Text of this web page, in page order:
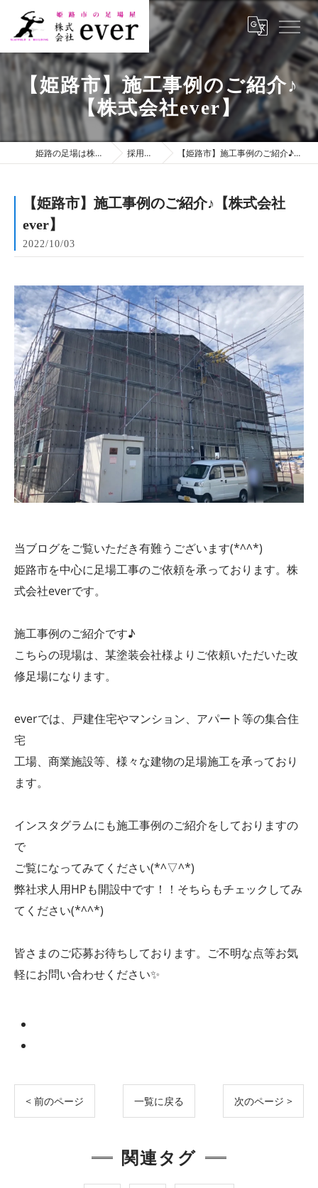
【姫路市】施工事例のご紹介♪
【株式会社ever】
姫路の足場は株式会社ever 採用ブログ 【姫路市】施工事例のご紹介♪【株式会社ever】
【姫路市】施工事例のご紹介♪【株式会社
ever】
2022/10/03
当ブログをご覧いただき有難うございます(*^^*)
姫路市を中心に足場工事のご依頼を承っております。株
式会社everです。
施工事例のご紹介です♪
こちらの現場は、某塗装会社様よりご依頼いただいた改
修足場になります。
everでは、戸建住宅やマンション、アパート等の集合住
宅
工場、商業施設等、様々な建物の足場施工を承っており
ます。
インスタグラムにも施工事例のご紹介をしておりますの
で
ご覧になってみてください(*^▽^*)
弊社求人用HPも開設中です！！そちらもチェックしてみ
てください(*^^*)
皆さまのご応募お待ちしております。ご不明な点等お気
軽にお問い合わせください✨
< 前のページ 一覧に戻る 次のページ >
関連タグ